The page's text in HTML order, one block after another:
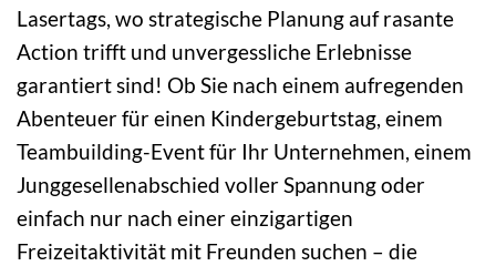
Lasertags, wo strategische Planung auf rasante
Action trifft und unvergessliche Erlebnisse
garantiert sind! Ob Sie nach einem aufregenden
Abenteuer für einen Kindergeburtstag, einem
Teambuilding-Event für Ihr Unternehmen, einem
Junggesellenabschied voller Spannung oder
einfach nur nach einer einzigartigen
Freizeitaktivität mit Freunden suchen – die